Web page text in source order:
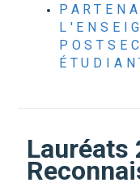
Lauréats